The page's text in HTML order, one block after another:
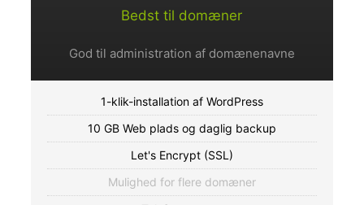
Bedst til domæner
God til administration af domænenavne
1-klik-installation af WordPress
10 GB Web plads og daglig backup
Let's Encrypt (SSL)
Mulighed for flere domæner